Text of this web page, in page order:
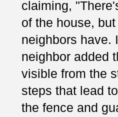
claiming,
of the house,
neighbors have.
neighbor added
visible from the
steps that lead
the fence and